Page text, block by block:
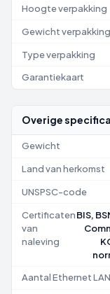
Hoogte verpakking
Gewicht verpakking
Type verpakking
Garantiekaart
Overige
Gewicht
Land van herkomst
UNSPSC-code
Certificaten
van
naleving
BIS,
Aantal Ethernet